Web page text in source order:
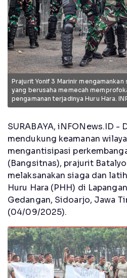
Prajurit Yonif 3 Marinir
yang berusaha memecah
pengamanan terjadinya Huru Hara.
SURABAYA, iNFONews.ID -
mendukung keamanan
mengantisipasi
(Bangsitnas), prajurit
melaksanakan siaga dan
Huru Hara (PHH) di
Gedangan, Sidoarjo, Jawa
(04/09/2025).